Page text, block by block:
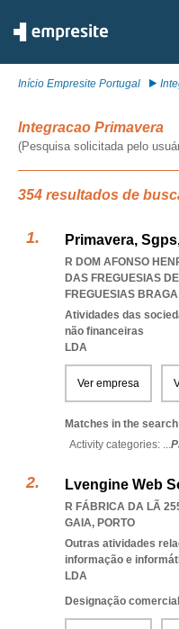
Início Empresite Portugal
Integracao Primavera
(Pesquisa solicitada pelo
354 resultados de
Primavera,
R DOM AFONSO
DAS FREGUESIAS
FREGUESIAS
Atividades das
não financeiras
LDA
Ver empresa
Matches in the
Activity categories: ...
Lvengine Web
R FÁBRICA DA LÃ
GAIA, PORTO
Outras atividades
informação e
LDA
Designação